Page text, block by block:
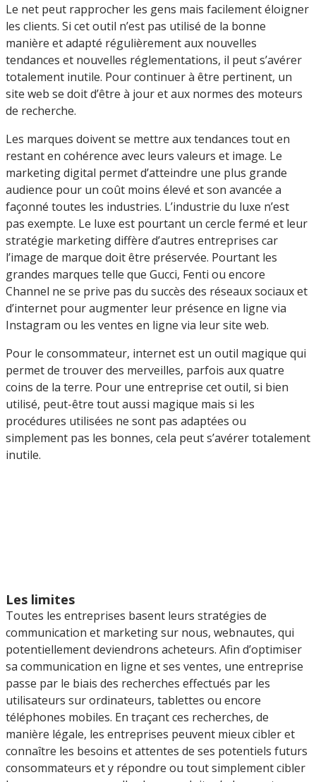
Le net peut rapprocher les gens mais facilement éloigner
les clients. Si cet outil n’est pas utilisé de la bonne
manière et adapté régulièrement aux nouvelles
tendances et nouvelles réglementations, il peut s’avérer
totalement inutile. Pour continuer à être pertinent, un
site web se doit d’être à jour et aux normes des moteurs
de recherche.
Les marques doivent se mettre aux tendances tout en
restant en cohérence avec leurs valeurs et image. Le
marketing digital permet d’atteindre une plus grande
audience pour un coût moins élevé et son avancée a
façonné toutes les industries. L’industrie du luxe n’est
pas exempte. Le luxe est pourtant un cercle fermé et leur
stratégie marketing diffère d’autres entreprises car
l’image de marque doit être préservée. Pourtant les
grandes marques telle que Gucci, Fenti ou encore
Channel ne se prive pas du succès des réseaux sociaux et
d’internet pour augmenter leur présence en ligne via
Instagram ou les ventes en ligne via leur site web.
Pour le consommateur, internet est un outil magique qui
permet de trouver des merveilles, parfois aux quatre
coins de la terre. Pour une entreprise cet outil, si bien
utilisé, peut-être tout aussi magique mais si les
procédures utilisées ne sont pas adaptées ou
simplement pas les bonnes, cela peut s’avérer totalement
inutile.
Les limites
Toutes les entreprises basent leurs stratégies de
communication et marketing sur nous, webnautes, qui
potentiellement deviendrons acheteurs. Afin d’optimiser
sa communication en ligne et ses ventes, une entreprise
passe par le biais des recherches effectués par les
utilisateurs sur ordinateurs, tablettes ou encore
téléphones mobiles. En traçant ces recherches, de
manière légale, les entreprises peuvent mieux cibler et
connaître les besoins et attentes de ses potentiels futurs
consommateurs et y répondre ou tout simplement cibler